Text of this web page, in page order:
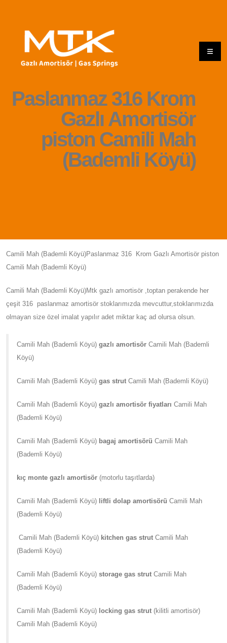
Paslanmaz 316 Krom
Gazlı Amortisör
piston Camili Mah
(Bademli Köyü)
Camili Mah (Bademli Köyü)Paslanmaz 316 Krom Gazlı Amortisör piston
Camili Mah (Bademli Köyü)
Camili Mah (Bademli Köyü)Mtk gazlı amortisör ,toptan perakende her
çeşit 316 paslanmaz amortisör stoklarımızda mevcuttur,stoklarımızda
olmayan size özel imalat yapılır adet miktar kaç ad olursa olsun.
Camili Mah (Bademli Köyü) gazlı amortisör Camili Mah (Bademli
Köyü)
Camili Mah (Bademli Köyü) gas strut Camili Mah (Bademli Köyü)
Camili Mah (Bademli Köyü) gazlı amortisör fiyatları Camili Mah
(Bademli Köyü)
Camili Mah (Bademli Köyü) bagaj amortisörü Camili Mah
(Bademli Köyü)
kıç monte gazlı amortisör (motorlu taşıtlarda)
Camili Mah (Bademli Köyü) liftli dolap amortisörü Camili Mah
(Bademli Köyü)
Camili Mah (Bademli Köyü) kitchen gas strut Camili Mah
(Bademli Köyü)
Camili Mah (Bademli Köyü) storage gas strut Camili Mah
(Bademli Köyü)
Camili Mah (Bademli Köyü) locking gas strut (kilitli amortisör)
Camili Mah (Bademli Köyü)